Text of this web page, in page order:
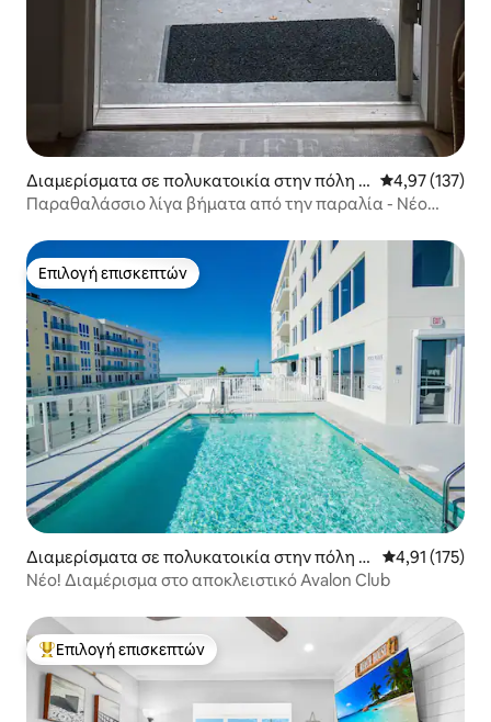
Διαμερίσματα σε πολυκατοικία στην πόλη I
ndian Shores
Μέση
4,97 (137)
Παραθαλάσσιο λίγα βήματα από την παραλία - Νέο
Επιλογή επισκεπτών
Επιλογή επισκεπτών
Διαμερίσματα σε πολυκατοικία στην πόλη Cl
earwater
Μέση
4,91 (175)
Νέο! Διαμέρισμα στο αποκλειστικό Avalon Club
Κορυφαία επιλογή επισκεπτών
Επιλογή επισκεπτών